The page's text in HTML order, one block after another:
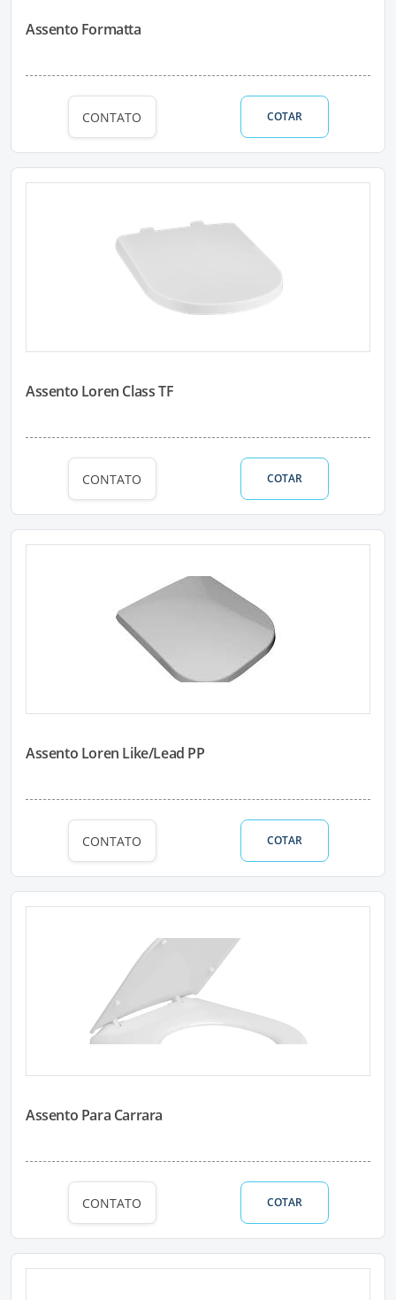
Assento Formatta
CONTATO COTAR
Assento Loren Class TF
CONTATO COTAR
Assento Loren Like/Lead PP
CONTATO COTAR
Assento Para Carrara
CONTATO COTAR